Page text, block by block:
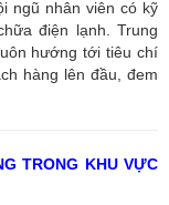
ngũ nhân viên có kỹ
điện lạnh. Trung
hướng tới tiêu chí
hàng lên đầu, đem
TRONG KHU VỰC